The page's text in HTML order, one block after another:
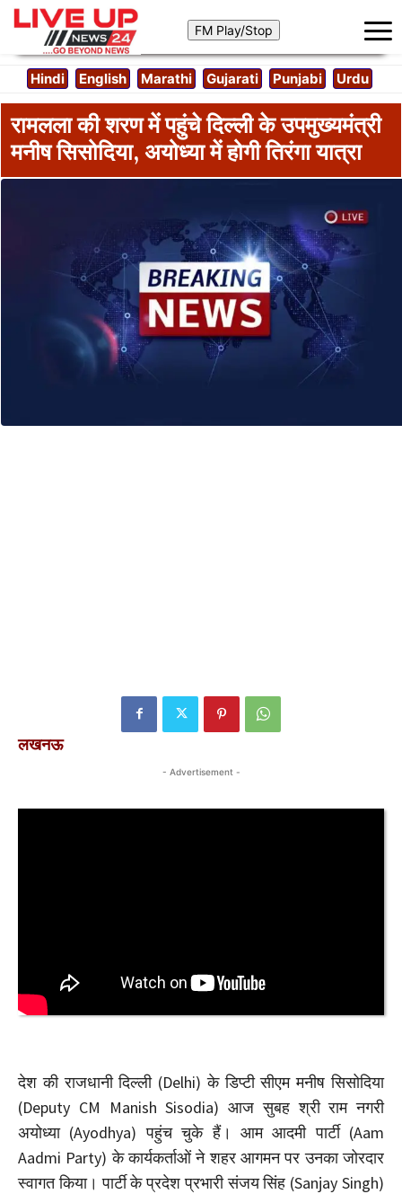
Hindi English Marathi Gujarati Punjabi Urdu
रामलला की शरण में पहुंचे दिल्ली के उपमुख्यमंत्री
मनीष सिसोदिया, अयोध्या में होगी तिरंगा यात्रा
लखनऊ
- Advertisement -
देश की राजधानी दिल्ली (Delhi) के डिप्टी सीएम मनीष सिसोदिया
(Deputy CM Manish Sisodia) आज सुबह श्री राम नगरी
अयोध्या (Ayodhya) पहुंच चुके हैं। आम आदमी पार्टी (Aam
Aadmi Party) के कार्यकर्ताओं ने शहर आगमन पर उनका जोरदार
स्वागत किया। पार्टी के प्रदेश प्रभारी संजय सिंह (Sanjay Singh)